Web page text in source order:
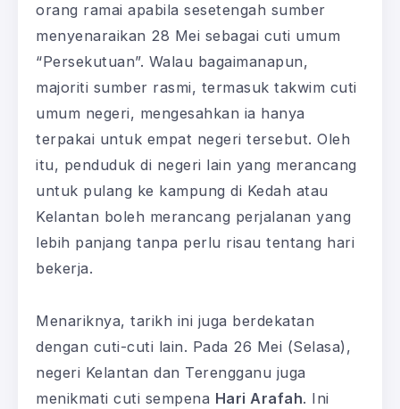
orang ramai apabila sesetengah sumber
menyenaraikan 28 Mei sebagai cuti umum
“Persekutuan”. Walau bagaimanapun,
majoriti sumber rasmi, termasuk takwim cuti
umum negeri, mengesahkan ia hanya
terpakai untuk empat negeri tersebut. Oleh
itu, penduduk di negeri lain yang merancang
untuk pulang ke kampung di Kedah atau
Kelantan boleh merancang perjalanan yang
lebih panjang tanpa perlu risau tentang hari
bekerja.
Menariknya, tarikh ini juga berdekatan
dengan cuti-cuti lain. Pada 26 Mei (Selasa),
negeri Kelantan dan Terengganu juga
menikmati cuti sempena Hari Arafah. Ini